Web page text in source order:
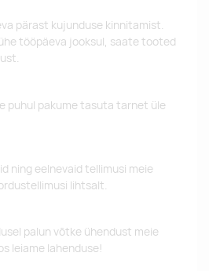
pärast kujunduse kinnitamist.
tööpäeva jooksul, saate tooted
puhul pakume tasuta tarnet üle
ning eelnevaid tellimusi meie
lihtsalt.
palun võtke ühendust meie
leiame lahenduse!